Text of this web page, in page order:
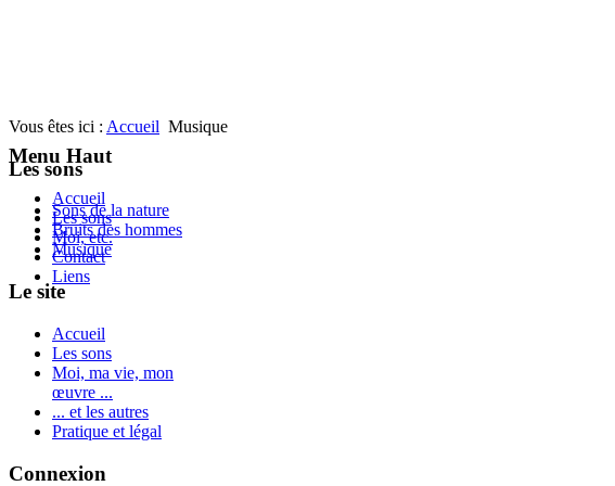
Menu Haut
Accueil
Les sons
Moi, etc.
Contact
Liens
Vous êtes ici : Accueil Musique
Les sons
Sons de la nature
Bruits des hommes
Musique
Le site
Accueil
Les sons
Moi, ma vie, mon
œuvre ...
... et les autres
Pratique et légal
Connexion